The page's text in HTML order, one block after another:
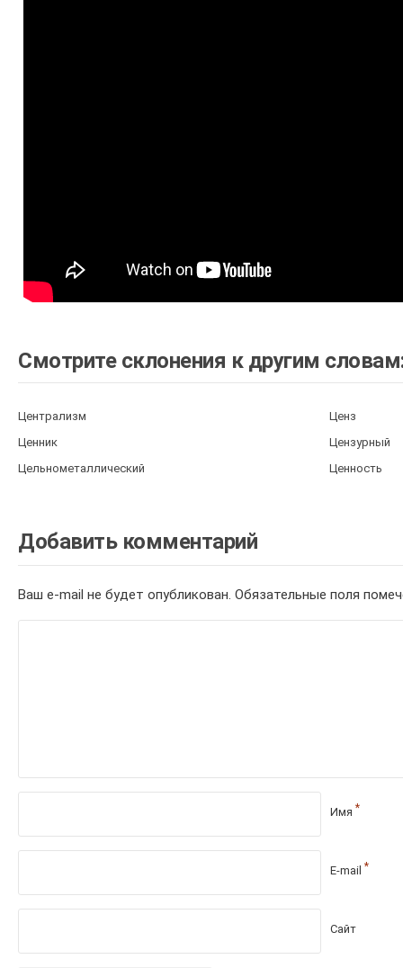
Смотрите склонения к другим
Централизм
Ценз
Ценник
Цензурный
Цельнометаллический
Ценность
Добавить комментарий
Ваш e-mail не будет опубликован. Обязательные поля
Имя *
E-mail *
Сайт